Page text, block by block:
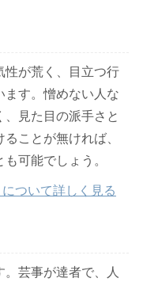
性が荒く、目立つ行
す。憎めない人な
見た目の派手さと
ことが無ければ、
可能でしょう。
について詳しく見る
。芸事が達者で、人